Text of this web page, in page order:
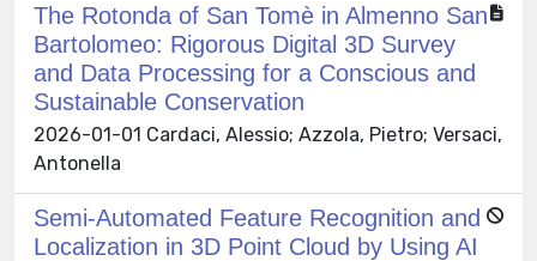
The Rotonda of San Tomè in Almenno San
Bartolomeo: Rigorous Digital 3D Survey
and Data Processing for a Conscious and
Sustainable Conservation
2026-01-01 Cardaci, Alessio; Azzola, Pietro; Versaci,
Antonella
Semi-Automated Feature Recognition and
Localization in 3D Point Cloud by Using AI